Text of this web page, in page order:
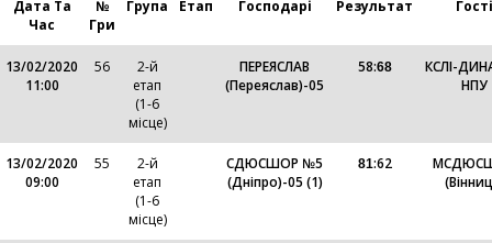
Дата Та
Час
№
Гри
Група Етап Господарі Результат Гості
13/02/2020
11:00
56
2-й
етап
(1-6
місце)
ПЕРЕЯСЛАВ
(Переяслав)-05
58:68
КСЛІ-
НПУ
13/02/2020
09:00
55
2-й
етап
(1-6
місце)
СДЮСШОР №5
(Дніпро)-05 (1)
81:62